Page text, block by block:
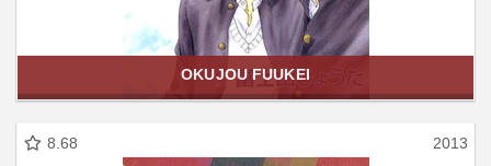
OKUJOU FUUKEI
8.68 2013